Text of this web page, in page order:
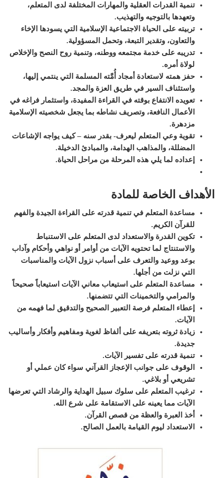
تنمية القدرات العقلية والمهارات المختلفة لدى المتعلم،
وتعهدها بالتوجيه والتهذيب.
تربيته على الحياة الاجتماعية الإسلامية التي يسودها الإخاء
والتعاون، وتقدير التبعة، وتحمل المسؤولية.
تدريبه على خدمة مجتمعه ووطنه، وتنمية روح النصح والإخلاص
لولاة أمره.
حفز همته لاستعادة أمجاد أُمَّته المسلمة التي ينتمي إليها،
واستئناف السير في طريق العزة والمجد.
تعويده الانتفاع بوقته في القراءة المفيدة، واستثمار فراغه في
الأعمال النافعة، وتصريف نشاطه بما يجعل شخصيته الإسلامية
مزدهرة.
تقوية وعي المتعلم ليعرف- بقدر سنه – كيف يواجه الإشاعات
المضللة، والمذاهب الهدامة، والمبادئ الدخيلة.
إعداده لما يلي هذه المرحلة من مراحل الحياة.
الأهداف الخاصة للمادة
مساعدة المتعلم في تنمية قدرته على القراءة الجيدة والفهم
للقرآن الكريم.
تكوين القدرة والاستعداد لدى المتعلم على الاستنباط
والاستنتاج لما تحتويه الآيات من أوامر أو نواهي وأحكام وآداب
بوعد ووعيد والتعرف على أسباب نزول الآيات والمناسبات
التي نزلت من أجلها.
مساعدة المتعلم على استيعاب معاني الآيات استيعاباً صحيحاً
والمرامي والتخمينات التي تتضمنها.
إعطاء المتعلم فرصة التعبير الصحيح والتدقيق لما فهمه من
الآيات.
زيادة ثروته بتعريفه على ألفاظ لغوية ومفاهيم وأفكار وأساليب
جديدة.
تنمية قدرته على تفسير الآيات.
الوقوف على جوانب الإعجاز القرآني سواء كان عملي أو
تشريعي أو بلاغي.
ترغيب المتعلم على سلوك سبيل الهداية والرشاد التي تعرضها
الآيات مما يعينه على الاستقامة على شرع الله.
أخذ العبرة والعظة من قصص القرآن.
الاستعداد ليوم القيامة بالعمل الصالح.